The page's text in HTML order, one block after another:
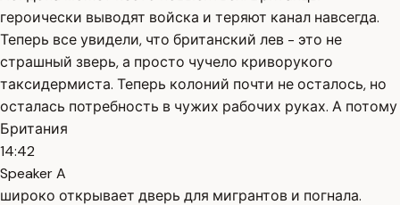
героически выводят войска и теряют канал навсегда.
Теперь все увидели, что британский лев - это не
страшный зверь, а просто чучело криворукого
таксидермиста. Теперь колоний почти не осталось, но
осталась потребность в чужих рабочих руках. А потому
Британия
14:42
Speaker A
широко открывает дверь для мигрантов и погнала.